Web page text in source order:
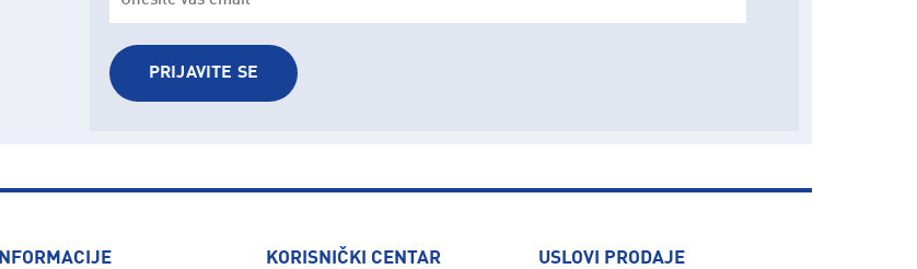
PRIJAVITE SE
INFORMACIJE KORISNIČKI CENTAR USLOVI PRODAJE